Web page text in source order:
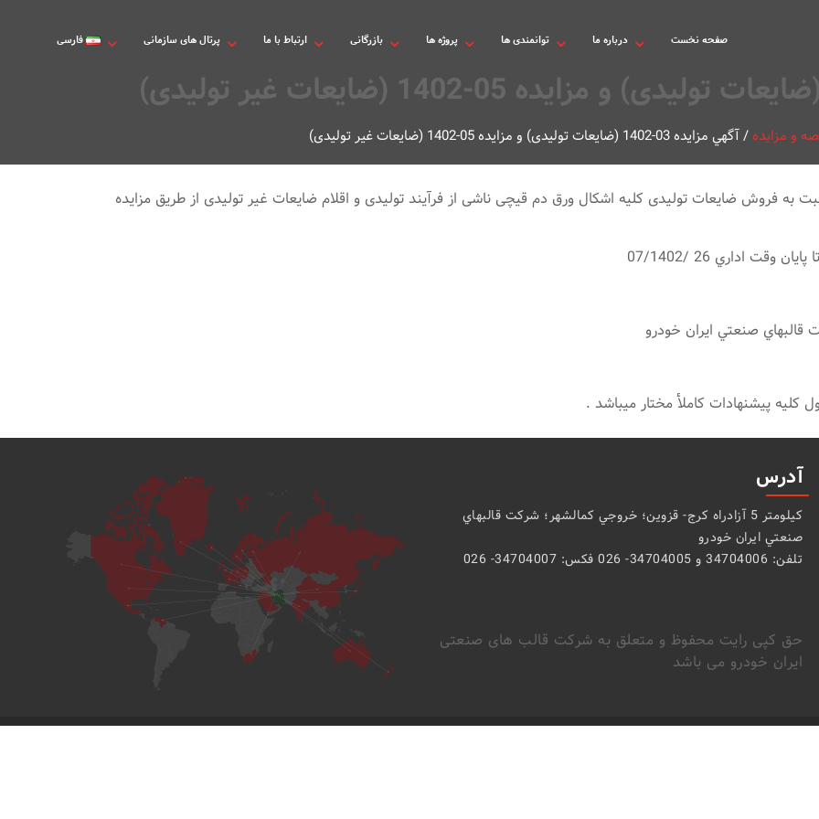
صفحه نخست درباره ما توانمندی ها پروژه ها بازرگانی ارتباط با ما پرتال های سازمانی فارسی
و مزایده/آگهي مزايده 03-1402 (ضایعات توليدی) و مزایده 05-1402 (ضایعات غیر تولیدی)
فروش ضایعات تولیدی کلیه اشکال ورق دم قیچی ناشی از فرآیند تولیدی و اقلام ضایعات غیر تولیدی از طریق مزایده
كليه پيشنهادات كاملأ مختار ميباشد .
آدرس
كيلومتر 5 آزادراه كرج- قزوين؛ خروجي كمالشهر؛ شركت قالبهاي
صنعتي ايران خودرو
تلفن: 34704006 و 34704005- 026 فکس: 34704007- 026
حق کپی رایت محفوظ و متعلق به شرکت قالب های صنعتی
ایران خودرو می باشد